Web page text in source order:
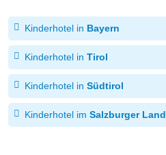
Kinderhotel in Bayern
Kinderhotel in Tirol
Kinderhotel in Südtirol
Kinderhotel im Salzburger Land